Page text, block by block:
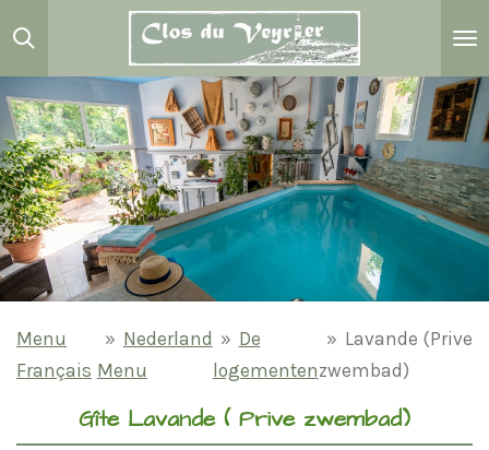
Passer
principal
Menu
Français
» Nederland
Menu
» De
logementen
» Lavande (Prive
zwembad)
Gîte Lavande ( Prive zwembad)